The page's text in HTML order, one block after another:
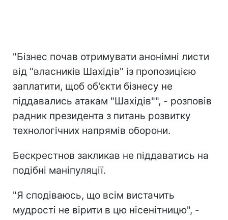
"Бізнес почав отримувати анонімні листи
від "власників Шахідів" із пропозицією
заплатити, щоб об'єкти бізнесу не
піддавались атакам "Шахідів"", - розповів
радник президента з питань розвитку
технологічних напрямів оборони.
Бескрестнов закликав не піддаватись на
подібні маніпуляції.
"Я сподіваюсь, що всім вистачить
мудрості не вірити в цю нісенітницю", -